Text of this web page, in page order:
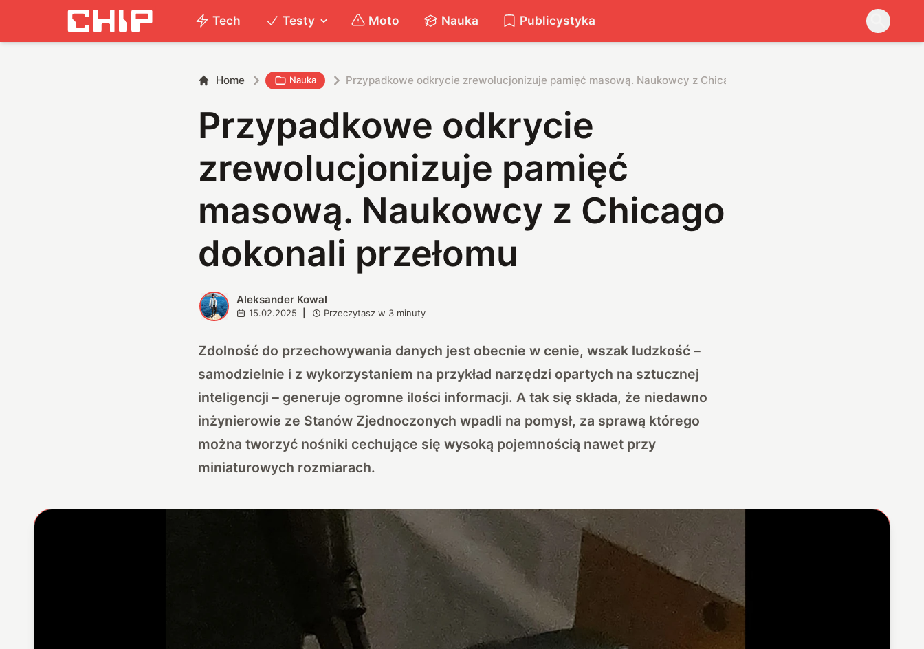
Tech Testy Moto Nauka Publicystyka
Home Nauka Przypadkowe odkrycie zrewolucjonizuje pamięć masową. Naukowcy z Chicago dokonali przełomu
Przypadkowe odkrycie
zrewolucjonizuje pamięć
masową. Naukowcy z Chicago
dokonali przełomu
A Aleksander Kowal
15.02.2025 Przeczytasz w 3 minuty
Zdolność do przechowywania danych jest obecnie w cenie, wszak ludzkość –
samodzielnie i z wykorzystaniem na przykład narzędzi opartych na sztucznej
inteligencji – generuje ogromne ilości informacji. A tak się składa, że niedawno
inżynierowie ze Stanów Zjednoczonych wpadli na pomysł, za sprawą którego
można tworzyć nośniki cechujące się wysoką pojemnością nawet przy
miniaturowych rozmiarach.